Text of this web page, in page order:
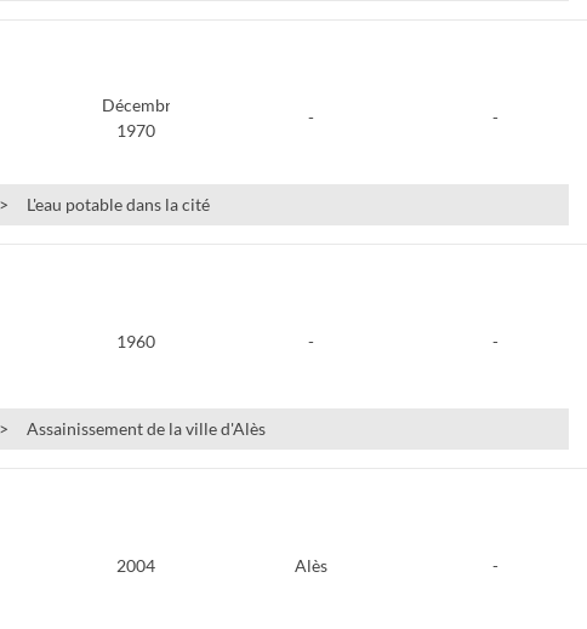
Décembre
1970
- -
L'eau potable dans la cité
1960 - -
Assainissement de la ville d'Alès
2004 Alès -